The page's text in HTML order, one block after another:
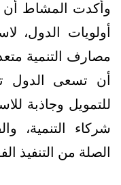
وأكدت المشاط أن
أولويات الدول،
مصارف التنمية
أن تسعى الدول
للتمويل وجاذبة
شركاء التنمية،
الصلة من التنفيذ